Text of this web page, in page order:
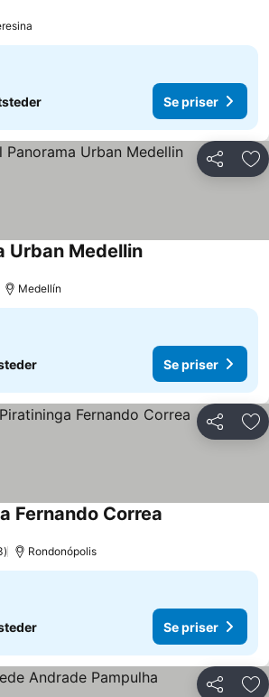
Se priser
Del
Urban MedellinSe priser
Medellín
Se priser
Del
Fernando Correa
Rondonópolis
Se priser
Del